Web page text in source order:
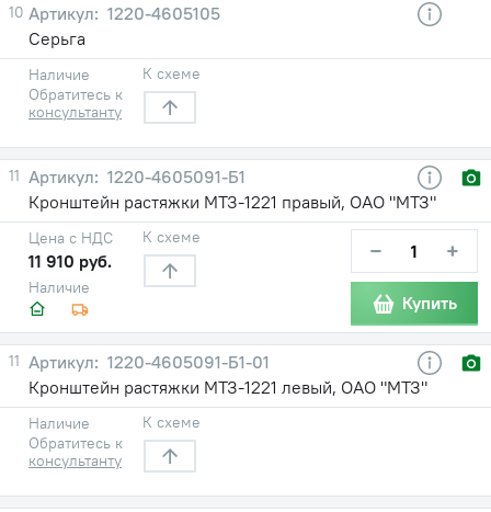
10
1220-4605105
Серьга
Наличие
Обратитесь к
консультанту
К схеме
11
1220-4605091-Б1
Кронштейн растяжки МТЗ-1221 правый, ОАО "МТЗ"
Наличие
Цена с НДС
11 910 руб.
К схеме − +
Купить
11
1220-4605091-Б1-01
Кронштейн растяжки МТЗ-1221 левый, ОАО "МТЗ"
Наличие
Обратитесь к
консультанту
К схеме